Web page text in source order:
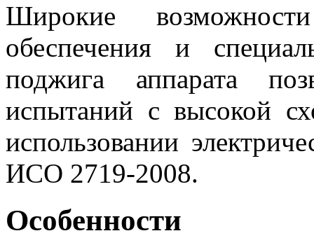
Широкие
обеспечения и
поджига аппарата
испытаний с высокой
использовании
ИСО 2719-2008.
Особенности